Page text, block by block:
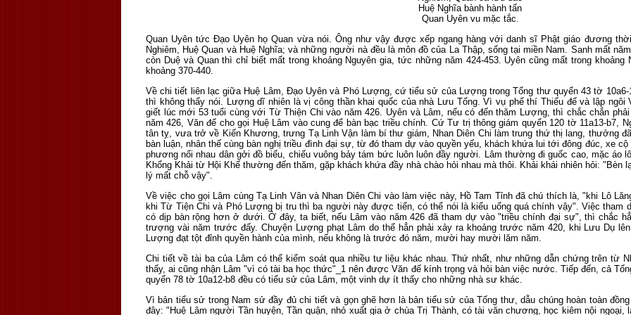
Huệ Nghĩa bành hành tấn
Quan Uyên vu mặc tắc.
Quan Uyên tức Đạo Uyên họ Quan vừa nói. Ông như vậy được xếp ngang hàng với danh sĩ Phật giáo đương
Nghiêm, Huệ Quan và Huệ Nghĩa; và những người nà đều là môn đồ của La Thập, sống tại miền Nam. Sanh mất
còn Duệ và Quan thì chỉ biết mất trong khoảng Nguyên gia, tức những năm 424-453. Uyên cũng mất trong khoảng
khoảng 370-440.
Về chi tiết liên lạc giữa Huệ Lâm, Đạo Uyên và Phó Lượng, cứ tiểu sử của Lượng trong Tống thư quyển 43 tờ 10a6-
thì không thấy nói. Lượng dĩ nhiên là vị công thần khai quốc của nhà Lưu Tống. Vì vụ phế thí Thiếu đế và lập ngôi
giết lúc mới 53 tuổi cùng với Từ Thiện Chi vào năm 426. Uyên và Lâm, nếu có đến thăm Lượng, thì chắc chắn
năm 426, Văn đế cho gọi Huệ Lâm vào cung để bàn bạc triều chính. Cứ Tư trị thông giám quyển 120 tờ 11a13-b7,
tân tỵ, vưa trở về Kiến Khương, trưng Tạ Linh Vận làm bí thư giám, Nhan Diên Chi làm trung thứ thị lang, thưởng
bàn luận, nhân thế cùng bàn nghị triều đình đại sự, từ đó tham dự vào quyền yếu, khách khứa lui tới đông đúc, xe
phương nối nhau dân gởi đồ biếu, chiếu vuông bảy tám bức luôn luôn đầy người. Lâm thường đi guốc cao, mặc áo
Khổng Khải từ Hội Khế thường đến thăm, gặp khách khứa đầy nhà chào hỏi nhau mà thôi. Khải khái nhiên hỏi: "Bèn
lý mất chỗ vậy".
Về việc cho gọi Lâm cùng Tạ Linh Vân và Nhan Diên Chi vào làm việc này, Hồ Tam Tỉnh đã chú thích là, "khi Lô
khi Từ Tiện Chi và Phó Lượng bị tru thì ba người này được tiến, có thể nói là kiểu uổng quá chính vậy". Việc tham
có dịp bàn rộng hơn ở dưới. Ở đây, ta biết, nếu Lâm vào năm 426 đã tham dự vào "triều chính đại sự", thì chắc
trượng vài năm trước đấy. Chuyện Lượng phạt Lâm do thế hẳn phải xảy ra khoảng trước năm 420, khi Lưu Dụ
Lượng đạt tột đỉnh quyền hành của mình, nếu không là trước đó năm, mười hay mười lăm năm.
Chi tiết về tài ba của Lâm có thể kiểm soát qua nhiều tư liệu khác nhau. Thứ nhất, như những dẫn chứng trên từ
thấy, ai cũng nhận Lâm "vì có tài ba học thức"_1 nên được Văn đế kính trọng và hỏi bàn việc nước. Tiếp đến, cả
quyển 78 tờ 10a12-b8 đều có tiểu sử của Lâm, một vinh dự ít thấy cho những nhà sư khác.
Vì bản tiểu sử trong Nam sử đầy đủ chi tiết và gọn ghẽ hơn là bản tiểu sử của Tống thư, dẫu chúng hoàn toàn
đây: "Huệ Lâm người Tần huyện, Tần quận, nhỏ xuất gia ở chùa Trị Thành, có tài văn chương, học kiêm nội ngoại,